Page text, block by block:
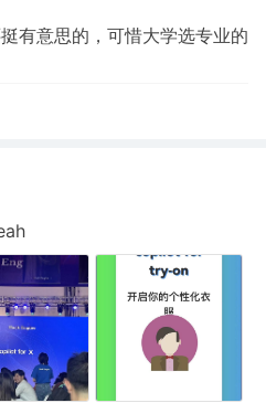
有意思的，可惜大学选专业的